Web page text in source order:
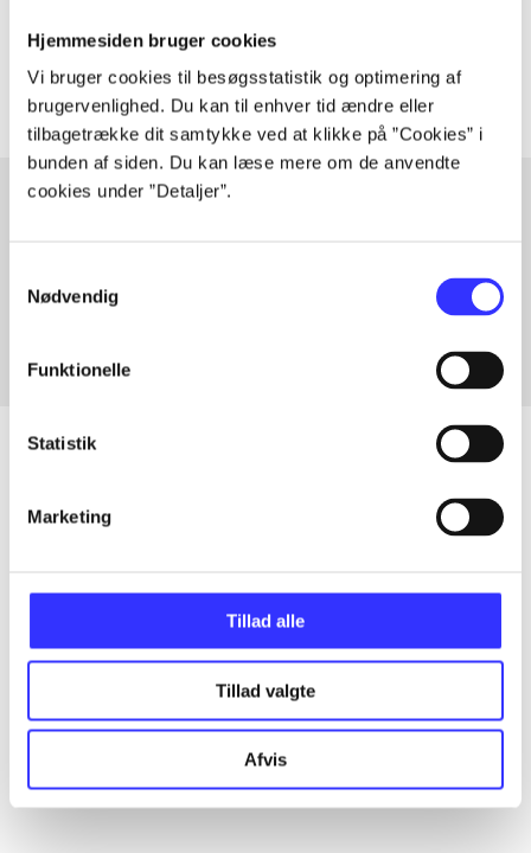
Hjemmesiden bruger cookies
Vi bruger cookies til besøgsstatistik og optimering af
brugervenlighed. Du kan til enhver tid ændre eller
tilbagetrække dit samtykke ved at klikke på ”Cookies” i
bunden af siden. Du kan læse mere om de anvendte
cookies under ”Detaljer”.
Nødvendig
Funktionelle
Statistik
Marketing
Tillad alle
Tillad valgte
Afvis
Artiklerne ihandler ofte om
Fra
Artikler